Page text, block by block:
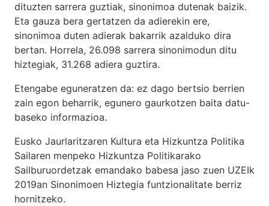
dituzten sarrera guztiak, sinonimoa dutenak baizik.
Eta gauza bera gertatzen da adierekin ere,
sinonimoa duten adierak bakarrik azalduko dira
bertan. Horrela, 26.098 sarrera sinonimodun ditu
hiztegiak, 31.268 adiera guztira.
Etengabe eguneratzen da: ez dago bertsio berrien
zain egon beharrik, egunero gaurkotzen baita datu-
baseko informazioa.
Eusko Jaurlaritzaren Kultura eta Hizkuntza Politika
Sailaren menpeko Hizkuntza Politikarako
Sailburuordetzak emandako babesa jaso zuen UZEIk
2019an Sinonimoen Hiztegia funtzionalitate berriz
hornitzeko.